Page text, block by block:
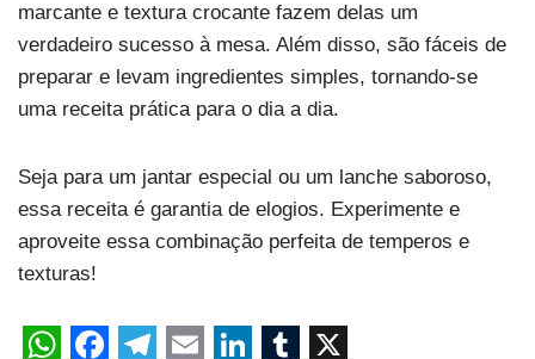
marcante e textura crocante fazem delas um
verdadeiro sucesso à mesa. Além disso, são fáceis de
preparar e levam ingredientes simples, tornando-se
uma receita prática para o dia a dia.
Seja para um jantar especial ou um lanche saboroso,
essa receita é garantia de elogios. Experimente e
aproveite essa combinação perfeita de temperos e
texturas!